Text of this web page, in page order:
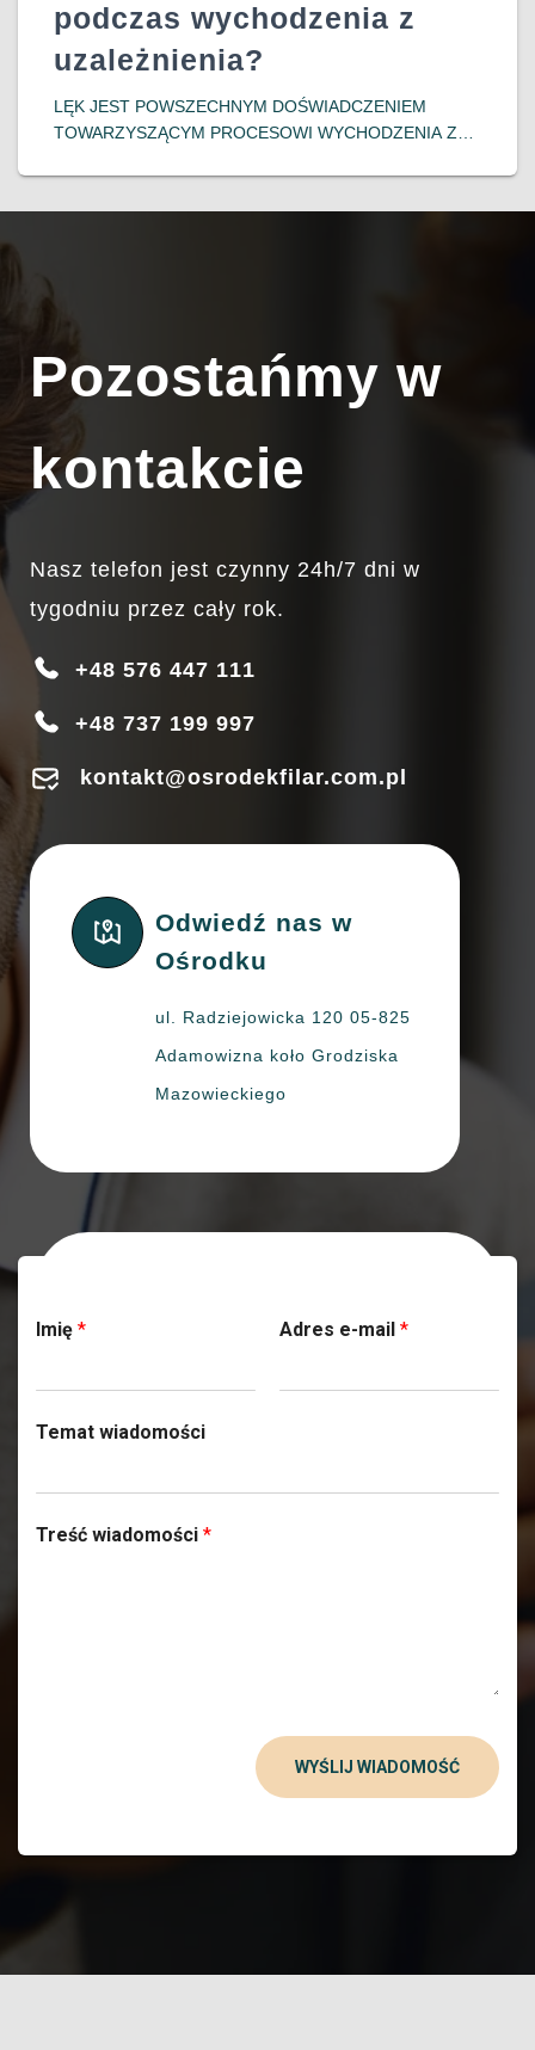
podczas wychodzenia z
uzależnienia?
LĘK JEST POWSZECHNYM DOŚWIADCZENIEM
TOWARZYSZĄCYM PROCESOWI WYCHODZENIA Z
INTENSYWNYMI EMOCJAMI, TAKIMI JAK NIEPOKÓJ,
Pozostańmy w
kontakcie
Nasz telefon jest czynny 24h/7 dni w
tygodniu przez cały rok.
+48 576 447 111
+48 737 199 997
kontakt@osrodekfilar.com.pl
Odwiedź nas w
Ośrodku
ul. Radziejowicka 120 05-825
Adamowizna koło Grodziska
Mazowieckiego
Imię * Adres e-mail *
Temat wiadomości
Treść wiadomości *
WYŚLIJ WIADOMOŚĆ